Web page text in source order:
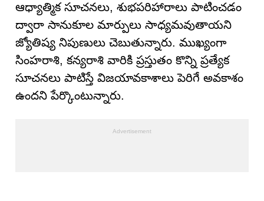
ఆధ్యాత్మిక సూచనలు, శుభపరిహారాలు పాటించడం
ద్వారా సానుకూల మార్పులు సాధ్యమవుతాయని
జ్యోతిష్య నిపుణులు చెబుతున్నారు. ముఖ్యంగా
సింహరాశి, కన్యరాశి వారికి ప్రస్తుతం కొన్ని ప్రత్యేక
సూచనలు పాటిస్తే విజయావకాశాలు పెరిగే అవకాశం
ఉందని పేర్కొంటున్నారు.